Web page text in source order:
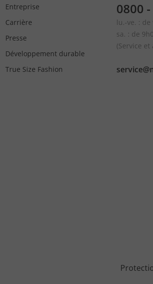
Entreprise
Carrière
Presse
Développement durable
True Size Fashion
0800
lu.-ve. : de
sa. : de
(Service